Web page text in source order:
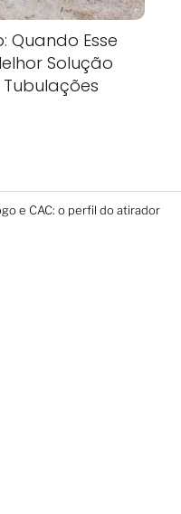
Quando Esse
Solução
e CAC: o perfil do atirador